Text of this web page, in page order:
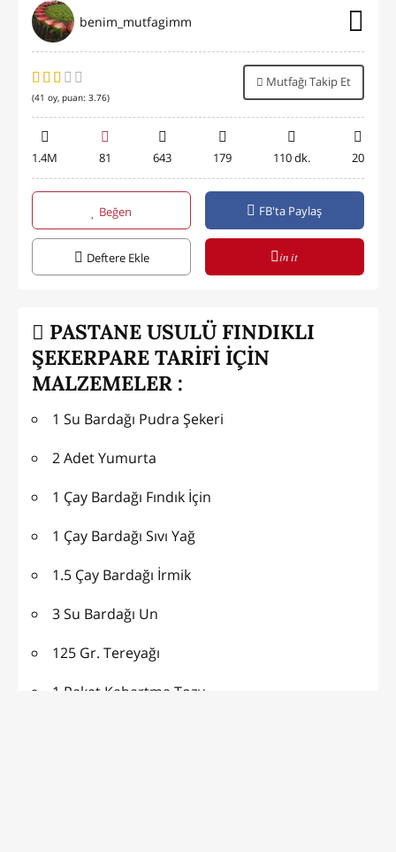
benim_mutfagimm
(41 oy, puan: 3.76)
Mutfağı Takip Et
1.4M 81 643 179 110 dk. 20
Beğen FB'ta Paylaş
Deftere Ekle in it
PASTANE USULÜ FINDIKLI
ŞEKERPARE TARİFİ İÇİN
MALZEMELER :
1 Su Bardağı Pudra Şekeri
2 Adet Yumurta
1 Çay Bardağı Fındık İçin
1 Çay Bardağı Sıvı Yağ
1.5 Çay Bardağı İrmik
3 Su Bardağı Un
125 Gr. Tereyağı
1 Paket Kabartma Tozu